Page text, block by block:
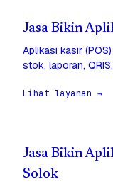
Jasa Bikin
Aplikasi kasir
stok, laporan,
Lihat layanan →
Jasa Bikin
Solok